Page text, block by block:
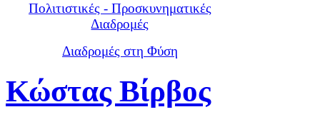
Πολιτιστικές - Προσκυνηματικές
Διαδρομές
Διαδρομές στη Φύση
Κώστας Βίρβος